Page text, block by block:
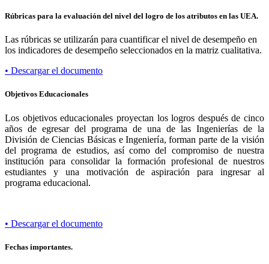
Rúbricas para la evaluación del nivel del logro de los atributos en las UEA.
Las rúbricas se utilizarán para cuantificar el nivel de desempeño en
los indicadores de desempeño seleccionados en la matriz cualitativa.
• Descargar el documento
Objetivos Educacionales
Los objetivos educacionales proyectan los logros después de cinco
años de egresar del programa de una de las Ingenierías de la
División de Ciencias Básicas e Ingeniería, forman parte de la visión
del programa de estudios, así como del compromiso de nuestra
institución para consolidar la formación profesional de nuestros
estudiantes y una motivación de aspiración para ingresar al
programa educacional.
• Descargar el documento
Fechas importantes.